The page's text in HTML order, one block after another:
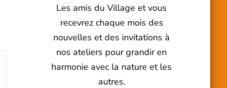
Les amis du Village et vous
recevrez chaque mois des
nouvelles et des invitations à
nos ateliers pour grandir en
harmonie avec la nature et les
autres.